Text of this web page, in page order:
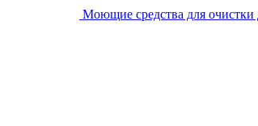
Моющие средства для очистки